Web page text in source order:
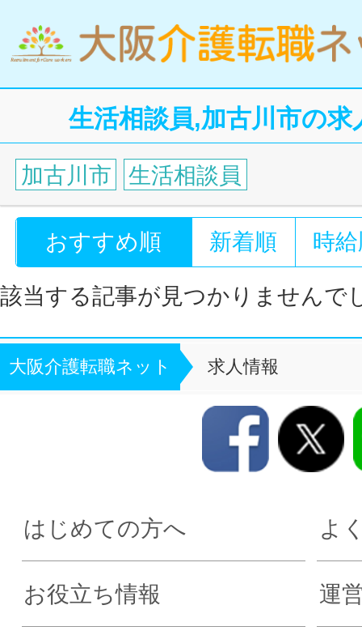
生活相談員,加古川市の
加古川市 生活相談員
おすすめ順 新着順 時
該当する記事が見つかりませんで
大阪介護転職ネット 求人情報
はじめての方へ よ
お役立ち情報 運